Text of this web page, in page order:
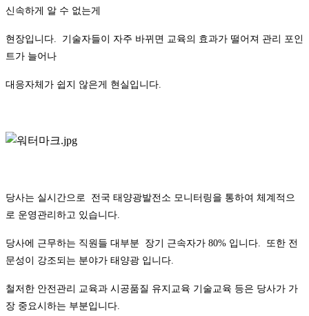
신속하게 알 수 없는게
현장입니다. 기술자들이 자주 바뀌면 교육의 효과가 떨어져 관리 포인
트가 늘어나
대응자체가 쉽지 않은게 현실입니다.
당사는 실시간으로 전국 태양광발전소 모니터링을 통하여 체계적으
로 운영관리하고 있습니다.
당사에 근무하는 직원들 대부분 장기 근속자가 80% 입니다. 또한 전
문성이 강조되는 분야가 태양광 입니다.
철저한 안전관리 교육과 시공품질 유지교육 기술교육 등은 당사가 가
장 중요시하는 부분입니다.